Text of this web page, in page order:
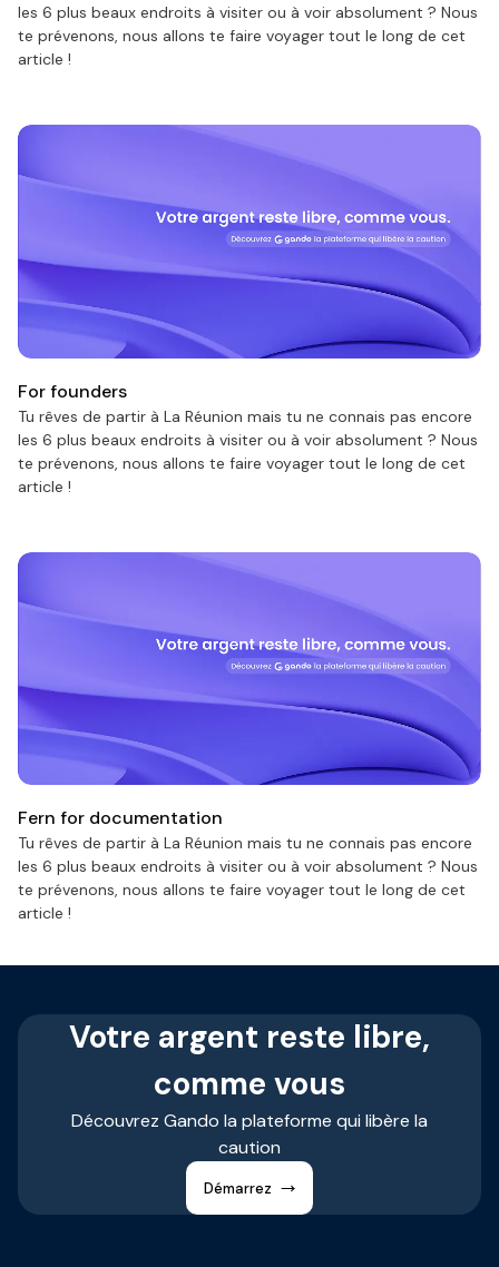
les 6 plus beaux endroits à visiter ou à voir absolument ? Nous
te prévenons, nous allons te faire voyager tout le long de cet
article !
For founders
Tu rêves de partir à La Réunion mais tu ne connais pas encore
les 6 plus beaux endroits à visiter ou à voir absolument ? Nous
te prévenons, nous allons te faire voyager tout le long de cet
article !
Fern for documentation
Tu rêves de partir à La Réunion mais tu ne connais pas encore
les 6 plus beaux endroits à visiter ou à voir absolument ? Nous
te prévenons, nous allons te faire voyager tout le long de cet
article !
Votre argent reste libre,
comme vous
Découvrez Gando la plateforme qui libère la
caution
Démarrez